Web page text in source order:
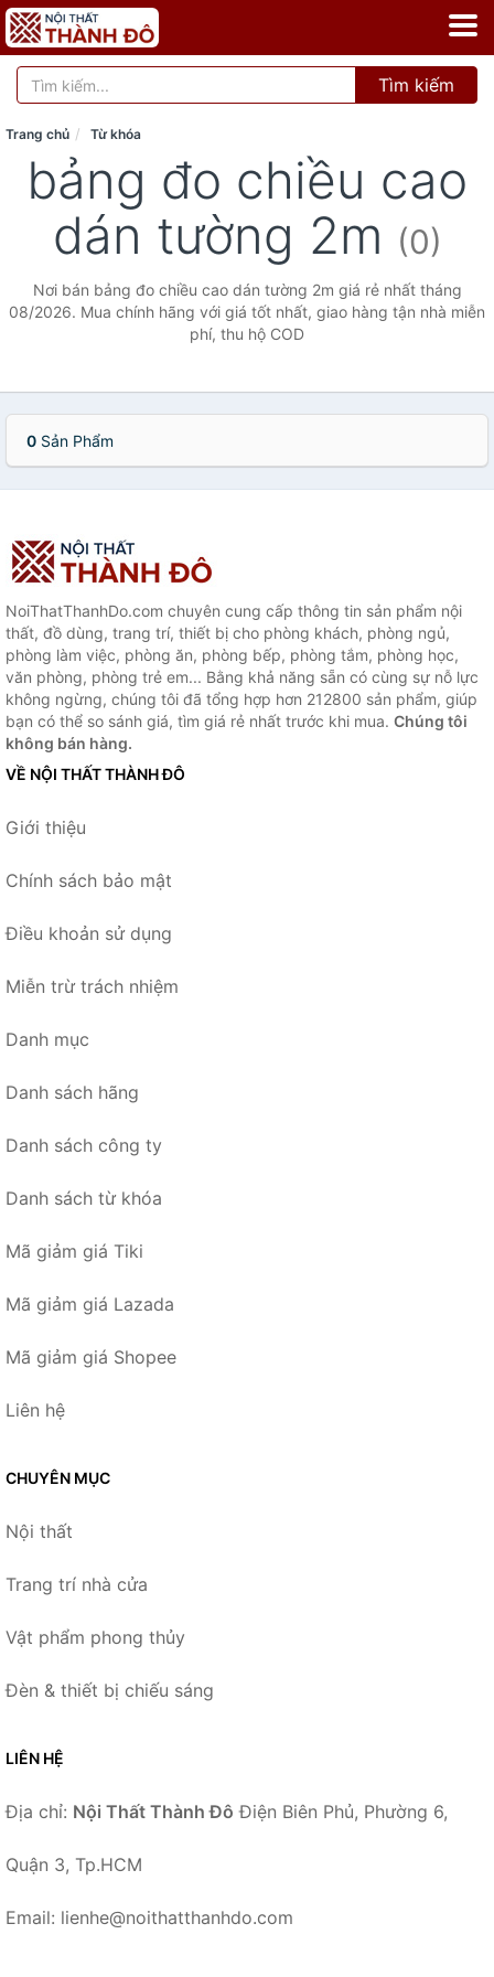
Tìm kiếm
Trang chủ Từ khóa
bảng đo chiều cao
dán tường 2m (0)
Nơi bán bảng đo chiều cao dán tường 2m giá rẻ nhất tháng
08/2026. Mua chính hãng với giá tốt nhất, giao hàng tận nhà miễn
phí, thu hộ COD
0 Sản Phẩm
NoiThatThanhDo.com chuyên cung cấp thông tin sản phẩm nội
thất, đồ dùng, trang trí, thiết bị cho phòng khách, phòng ngủ,
phòng làm việc, phòng ăn, phòng bếp, phòng tắm, phòng học,
văn phòng, phòng trẻ em... Bằng khả năng sẵn có cùng sự nỗ lực
không ngừng, chúng tôi đã tổng hợp hơn 212800 sản phẩm, giúp
bạn có thể so sánh giá, tìm giá rẻ nhất trước khi mua. Chúng tôi
không bán hàng.
VỀ NỘI THẤT THÀNH ĐÔ
Giới thiệu
Chính sách bảo mật
Điều khoản sử dụng
Miễn trừ trách nhiệm
Danh mục
Danh sách hãng
Danh sách công ty
Danh sách từ khóa
Mã giảm giá Tiki
Mã giảm giá Lazada
Mã giảm giá Shopee
Liên hệ
CHUYÊN MỤC
Nội thất
Trang trí nhà cửa
Vật phẩm phong thủy
Đèn & thiết bị chiếu sáng
LIÊN HỆ
Địa chỉ: Nội Thất Thành Đô Điện Biên Phủ, Phường 6,
Quận 3, Tp.HCM
Email: lienhe@noithatthanhdo.com